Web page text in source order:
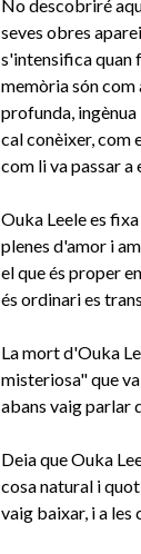
No descobriré
seves obres
s'intensifica quan
memòria són com
profunda, ingènua
cal conèixer, com
com li va passar
Ouka Leele es
plenes d'amor i
el que és proper
és ordinari es
La mort d'Ouka
misteriosa" que
abans vaig parlar
Deia que Ouka
cosa natural i
vaig baixar, i a les